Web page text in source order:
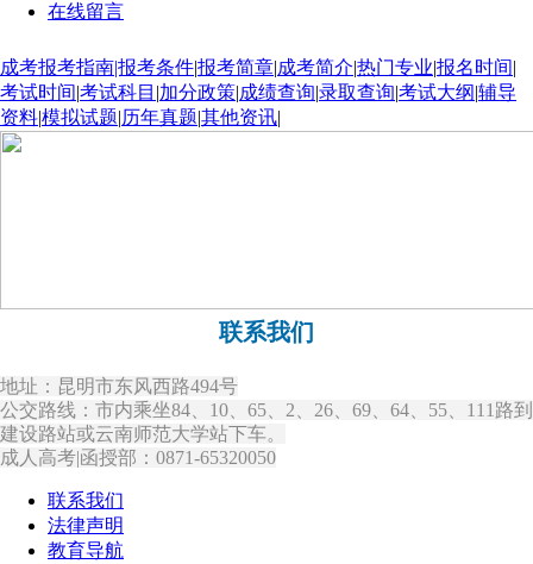
在线留言
成考报考指南|报考条件|报考简章|成考简介|热门专业|报名时间|
考试时间|考试科目 |加分政策|成绩查询|录取查询|考试大纲|辅导
资料|模拟试题|历年真题|其他资讯|
联系我们
地址：昆明市东风西路494号
公交路线：市内乘坐84、10、65、2、26、69、64、55、111路到
建设路站或云南师范大学站下车。
成人高考|函授部：0871-65320050
联系我们
法律声明
教育导航